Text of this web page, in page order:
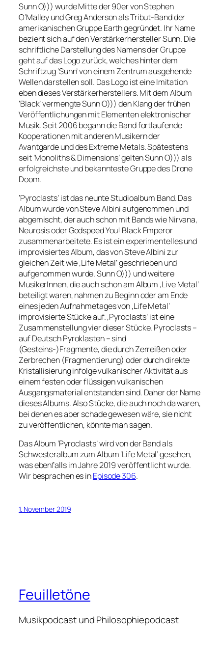
Sunn O))) wurde Mitte der 90er von Stephen
O’Malley und Greg Anderson als Tribut-Band der
amerikanischen Gruppe Earth gegründet. Ihr Name
bezieht sich auf den Verstärkerhersteller Sunn. Die
schriftliche Darstellung des Namens der Gruppe
geht auf das Logo zurück, welches hinter dem
Schriftzug ‘Sunn’ von einem Zentrum ausgehende
Wellen darstellen soll. Das Logo ist eine Imitation
eben dieses Verstärkerherstellers. Mit dem Album
‘Black’ vermengte Sunn O))) den Klang der frühen
Veröffentlichungen mit Elementen elektronischer
Musik. Seit 2006 begann die Band fortlaufende
Kooperationen mit anderen Musikern der
Avantgarde und des Extreme Metals. Spätestens
seit ‘Monoliths & Dimensions’ gelten Sunn O))) als
erfolgreichste und bekannteste Gruppe des Drone
Doom.
‘Pyroclasts’ ist das neunte Studioalbum Band. Das
Album wurde von Steve Albini aufgenommen und
abgemischt, der auch schon mit Bands wie Nirvana,
Neurosis oder Godspeed You! Black Emperor
zusammenarbeitete. Es ist ein experimentelles und
improvisiertes Album, das von Steve Albini zur
gleichen Zeit wie ‚Life Metal‘ geschrieben und
aufgenommen wurde. Sunn O))) und weitere
MusikerInnen, die auch schon am Album ‚Live Metal‘
beteiligt waren, nahmen zu Beginn oder am Ende
eines jeden Aufnahmetages von ‚Life Metal‘
improvisierte Stücke auf. ‚Pyroclasts‘ ist eine
Zusammenstellung vier dieser Stücke. Pyroclasts –
auf Deutsch Pyroklasten – sind
(Gesteins-)Fragmente, die durch Zerreißen oder
Zerbrechen (Fragmentierung) oder durch direkte
Kristallisierung infolge vulkanischer Aktivität aus
einem festen oder flüssigen vulkanischen
Ausgangsmaterial entstanden sind. Daher der Name
dieses Albums. Also Stücke, die auch noch da waren,
bei denen es aber schade gewesen wäre, sie nicht
zu veröffentlichen, könnte man sagen.
Das Album ‘Pyroclasts’ wird von der Band als
Schwesteralbum zum Album ‘Life Metal’ gesehen,
was ebenfalls im Jahre 2019 veröffentlicht wurde.
Wir besprachen es inEpisode 306.
1. November 2019
Feuilletöne
Musikpodcast und Philosophiepodcast